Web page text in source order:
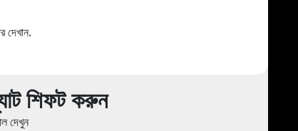
শিফট করুন
দেখুন